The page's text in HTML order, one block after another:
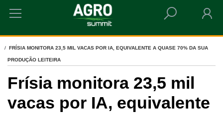
HOME
FRÍSIA MONITORA 23,5 MIL VACAS POR IA, EQUIVALENTE A QUASE 70% DA SUA
PRODUÇÃO LEITEIRA
Frísia monitora 23,5 mil
vacas por IA, equivalente